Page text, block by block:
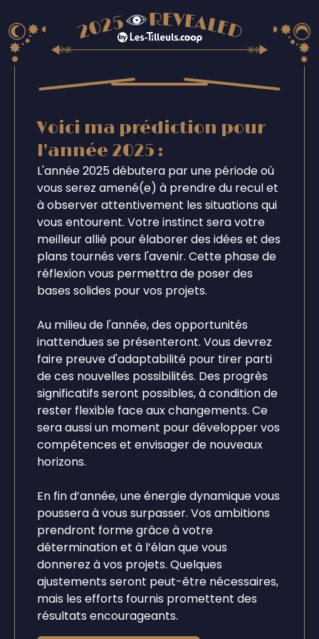
Voici ma prédiction pour
l'année 2025 :
L'année 2025 débutera par une période où
vous serez amené(e) à prendre du recul et
à observer attentivement les situations qui
vous entourent. Votre instinct sera votre
meilleur allié pour élaborer des idées et des
plans tournés vers l'avenir. Cette phase de
réflexion vous permettra de poser des
bases solides pour vos projets.
Au milieu de l'année, des opportunités
inattendues se présenteront. Vous devrez
faire preuve d'adaptabilité pour tirer parti
de ces nouvelles possibilités. Des progrès
significatifs seront possibles, à condition de
rester flexible face aux changements. Ce
sera aussi un moment pour développer vos
compétences et envisager de nouveaux
horizons.
En fin d’année, une énergie dynamique vous
poussera à vous surpasser. Vos ambitions
prendront forme grâce à votre
détermination et à l’élan que vous
donnerez à vos projets. Quelques
ajustements seront peut-être nécessaires,
mais les efforts fournis promettent des
résultats encourageants.